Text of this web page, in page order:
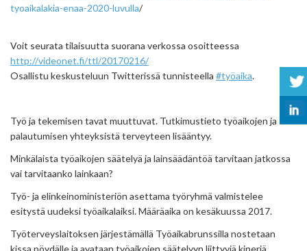
tyoaikalakia-enaa-2020-luvulla/
Voit seurata tilaisuutta suorana verkossa osoitteessa
http://videonet.fi/ttl/20170216/
Osallistu keskusteluun Twitterissä tunnisteella #työaika.
Työ ja tekemisen tavat muuttuvat. Tutkimustieto työaikojen ja
palautumisen yhteyksistä terveyteen lisääntyy.
Minkälaista työaikojen säätelyä ja lainsäädäntöä tarvitaan jatkossa
vai tarvitaanko lainkaan?
Työ- ja elinkeinoministeriön asettama työryhmä valmistelee
esitystä uudeksi työaikalaiksi. Määräaika on kesäkuussa 2017.
Työterveyslaitoksen järjestämällä Työaikabrunssilla nostetaan